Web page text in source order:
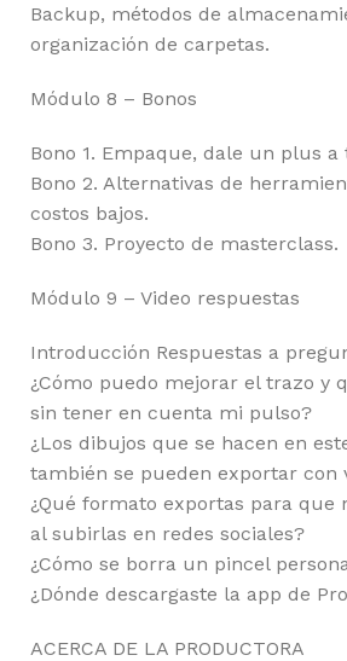
Backup, métodos de
organización de carpetas.
Módulo 8 – Bonos
Bono 1. Empaque, dale un plus a
Bono 2. Alternativas de
costos bajos.
Bono 3. Proyecto de masterclass.
Módulo 9 – Video respuestas
Introducción Respuestas a
¿Cómo puedo mejorar el trazo y
sin tener en cuenta mi pulso?
¿Los dibujos que se hacen en
también se pueden exportar con
¿Qué formato exportas para que
al subirlas en redes sociales?
¿Cómo se borra un pincel
¿Dónde descargaste la app de
ACERCA DE LA PRODUCTORA